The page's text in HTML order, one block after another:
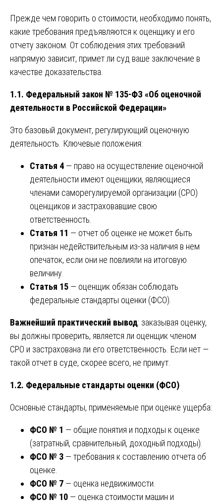
Прежде чем говорить о стоимости, необходимо понять,
какие требования предъявляются к оценщику и его
отчету законом. От соблюдения этих требований
напрямую зависит, примет ли суд ваше заключение в
качестве доказательства.
1.1. Федеральный закон № 135-ФЗ «Об оценочной
деятельности в Российской Федерации»
Это базовый документ, регулирующий оценочную
деятельность. Ключевые положения:
Статья 4 — право на осуществление оценочной
деятельности имеют оценщики, являющиеся
членами саморегулируемой организации (СРО)
оценщиков и застраховавшие свою
ответственность.
Статья 11 — отчет об оценке не может быть
признан недействительным из-за наличия в нем
опечаток, если они не повлияли на итоговую
величину.
Статья 15 — оценщик обязан соблюдать
федеральные стандарты оценки (ФСО).
Важнейший практический вывод: заказывая оценку,
вы должны проверить, является ли оценщик членом
СРО и застрахована ли его ответственность. Если нет —
такой отчет в суде, скорее всего, не примут.
1.2. Федеральные стандарты оценки (ФСО)
Основные стандарты, применяемые при оценке ущерба:
ФСО № 1 — общие понятия и подходы к оценке
(затратный, сравнительный, доходный подходы).
ФСО № 3 — требования к составлению отчета об
оценке.
ФСО № 7 — оценка недвижимости.
ФСО № 10 — оценка стоимости машин и